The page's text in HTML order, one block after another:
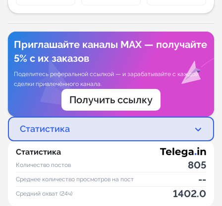
Приглашайте каналы MAX — получайте
5% с их заказов
Поделитесь реферальной ссылкой — и зарабатывайте с каждой
сделки привлечённого канала.
Получить ссылку
Статистика
Статистика
Количество постов 805
Среднее количество просмотров на пост --
Средний охват (24ч) 1402.0